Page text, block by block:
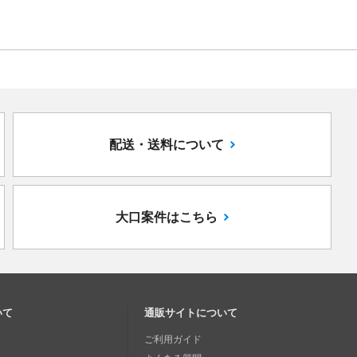
配送・送料について
大口案件はこちら
通販サイトについて
ご利用ガイド